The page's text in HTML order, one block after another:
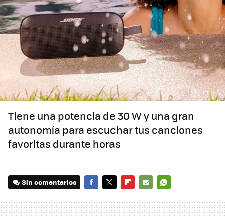
Tiene una potencia de 30 W y una gran
autonomía para escuchar tus canciones
favoritas durante horas
Sin comentarios
MAIL